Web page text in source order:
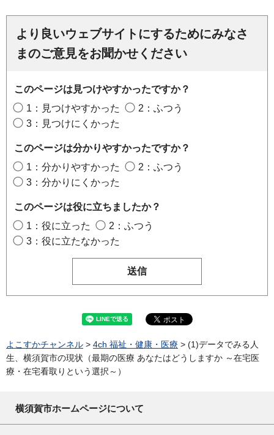
より良いウェブサイトにするためにみなさ
まのご意見をお聞かせください
このページは見つけやすかったですか？
1：見つけやすかった
2：ふつう
3：見つけにくかった
このページは分かりやすかったですか？
1：分かりやすかった
2：ふつう
3：分かりにくかった
このページは役に立ちましたか？
1：役に立った
2：ふつう
3：役に立たなかった
よこすかチャンネル > 4ch 福祉・健康・医療 > (1)データでみる人
生、横須賀市の現状（最期の医療 あなたはどうしますか ～在宅医
療・在宅看取りという選択～）
横須賀市ホームページについて